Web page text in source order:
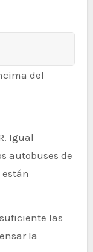
del
Igual
autobuses de
están
las
la